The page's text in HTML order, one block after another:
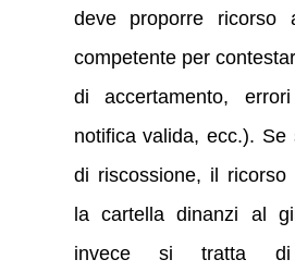
deve proporre ricorso
competente per
di accertamento,
notifica valida, ecc.).
di riscossione, il ricorso
la cartella dinanzi al
invece si tratta di